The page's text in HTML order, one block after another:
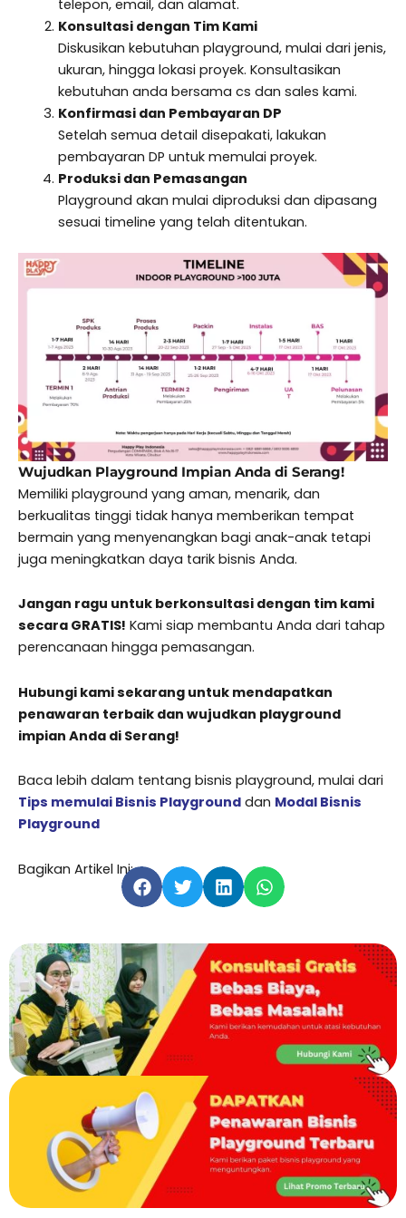
telepon, email, dan alamat.
Konsultasi dengan Tim Kami
Diskusikan kebutuhan playground, mulai dari jenis,
ukuran, hingga lokasi proyek. Konsultasikan
kebutuhan anda bersama cs dan sales kami.
Konfirmasi dan Pembayaran DP
Setelah semua detail disepakati, lakukan
pembayaran DP untuk memulai proyek.
Produksi dan Pemasangan
Playground akan mulai diproduksi dan dipasang
sesuai timeline yang telah ditentukan.
Wujudkan Playground Impian Anda di Serang!
Memiliki playground yang aman, menarik, dan
berkualitas tinggi tidak hanya memberikan tempat
bermain yang menyenangkan bagi anak-anak tetapi
juga meningkatkan daya tarik bisnis Anda.
Jangan ragu untuk berkonsultasi dengan tim kami
secara GRATIS! Kami siap membantu Anda dari tahap
perencanaan hingga pemasangan.
Hubungi kami sekarang untuk mendapatkan
penawaran terbaik dan wujudkan playground
impian Anda di Serang!
Baca lebih dalam tentang bisnis playground, mulai dari
Tips memulai Bisnis Playground dan Modal Bisnis
Playground
Bagikan Artikel Ini: